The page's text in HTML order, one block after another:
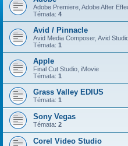
Adobe Premiere, Adobe After
Témata: 4
Avid / Pinnacle
Avid Media Composer, Avid
Témata: 1
Apple
Final Cut Studio, iMovie
Témata: 1
Grass Valley EDIUS
Témata: 1
Sony Vegas
Témata: 2
Corel Video Studio